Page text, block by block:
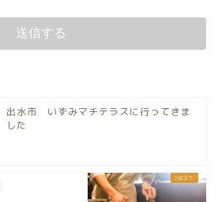
出水市 いずみマチテラスに行ってきま
した